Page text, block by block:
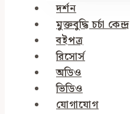
দর্শন
মুক্তবুদ্ধি চর্চা কেন্দ্র
বইপত্র
রিসোর্স
অডিও
ভিডিও
যোগাযোগ